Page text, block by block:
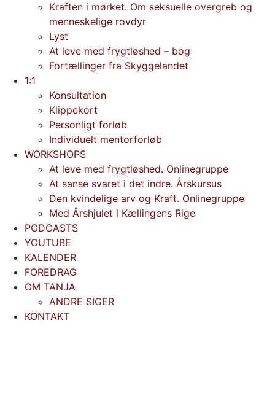
Kraften i mørket. Om seksuelle overgreb og
menneskelige rovdyr
Lyst
At leve med frygtløshed – bog
Fortællinger fra Skyggelandet
1:1
Konsultation
Klippekort
Personligt forløb
Individuelt mentorforløb
WORKSHOPS
At leve med frygtløshed. Onlinegruppe
At sanse svaret i det indre. Årskursus
Den kvindelige arv og Kraft. Onlinegruppe
Med Årshjulet i Kællingens Rige
PODCASTS
YOUTUBE
KALENDER
FOREDRAG
OM TANJA
ANDRE SIGER
KONTAKT